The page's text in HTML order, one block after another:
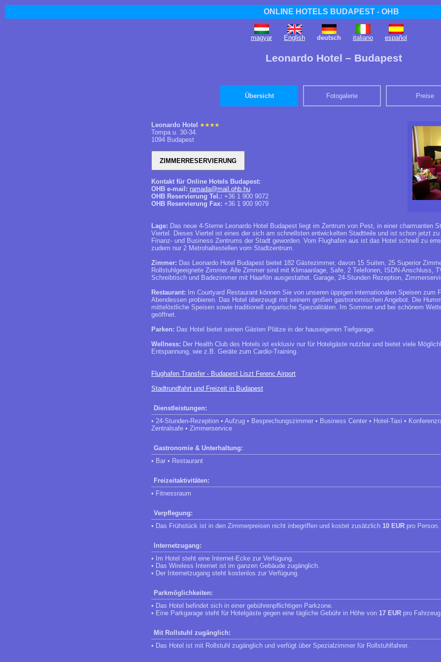
ONLINE HOTELS BUDAPEST - OHB
magyar English deutsch italiano español
Leonardo Hotel – Budapest
Übersicht Fotogalerie Preise
Leonardo Hotel
Tompa u. 30-34.
1094 Budapest
Kontakt für Online Hotels Budapest:
OHB e-mail: ramada@mail.ohb.hu
OHB Reservierung Tel.: +36 1 900 9072
OHB Reservierung Fax: +36 1 900 9079
Lage: Das neue 4-Sterne Leonardo Hotel Budapest liegt im Zentrum von Pest, in einer charmanten
Viertel. Dieses Viertel ist eines der sich am schnellsten entwickelten Stadtteile und ist schon jetzt zu
Finanz- und Business Zentrums der Stadt geworden. Vom Flughafen aus ist das Hotel schnell zu
zudem nur 2 Metrohaltestellen vom Stadtzentrum.
Zimmer: Das Leonardo Hotel Budapest bietet 182 Gästezimmer, davon 15 Suiten, 25 Superior
Rollstuhlgeeignete Zimmer. Alle Zimmer sind mit Klimaanlage, Safe, 2 Telefonen, ISDN-Anschluss,
Schreibtisch und Badezimmer mit Haarfön ausgestattet. Garage, 24-Stunden Rezeption,
Restaurant: Im Courtyard Restaurant können Sie von unseren üppigen internationalen Speisen zum
Abendessen probieren. Das Hotel überzeugt mit seinem großen gastronomischen Angebot. Die
mittelöstliche Speisen sowie traditionell ungarische Spezialitäten. Im Sommer und bei schönem
geöffnet.
Parken: Das Hotel bietet seinen Gästen Plätze in der hauseigenen Tiefgarage.
Wellness: Der Health Club des Hotels ist exklusiv nur für Hotelgäste nutzbar und bietet viele
Entspannung, wie z.B. Geräte zum Cardio-Training.
Flughafen Transfer - Budapest Liszt Ferenc Airport
Stadtrundfahrt und Freizeit in Budapest
Dienstleistungen:
• 24-Stunden-Rezeption • Aufzug • Besprechungszimmer • Business Center • Hotel-Taxi •
Zentralsafe • Zimmerservice
Gastronomie & Unterhaltung:
• Bar • Restaurant
Freizeitaktivitäten:
• Fitnessraum
Verpflegung:
• Das Frühstück ist in den Zimmerpreisen nicht inbegriffen und kostet zusätzlich 10 EUR pro Person.
Internetzugang:
• Im Hotel steht eine Internet-Ecke zur Verfügung.
• Das Wireless Internet ist im ganzen Gebäude zugänglich.
• Der Internetzugang steht kostenlos zur Verfügung.
Parkmöglichkeiten:
• Das Hotel befindet sich in einer gebührenpflichtigen Parkzone.
• Eine Parkgarage steht für Hotelgäste gegen eine tägliche Gebühr in Höhe von 17 EUR pro
Mit Rollstuhl zugänglich:
• Das Hotel ist mit Rollstuhl zugänglich und verfügt über Spezialzimmer für Rollstuhlfahrer.